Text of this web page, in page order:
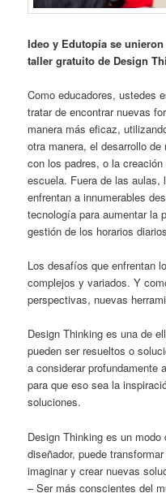
Ideo y Edutopía se
taller gratuito de Design
Como educadores, ustedes
tratar de encontrar nuevas
manera más eficaz,
otra manera, el desarrollo
con los padres, o la
escuela. Fuera de las
enfrentan a innumerables
tecnología para aumentar la
gestión de los horarios
Los desafíos que enfrentan
complejos y variados. Y
perspectivas, nuevas
Design Thinking es una de
pueden ser resueltos o
a considerar profundamente
para que eso sea la
soluciones.
Design Thinking es un
diseñador, puede
imaginar y crear nuevas
– Ser más conscientes del